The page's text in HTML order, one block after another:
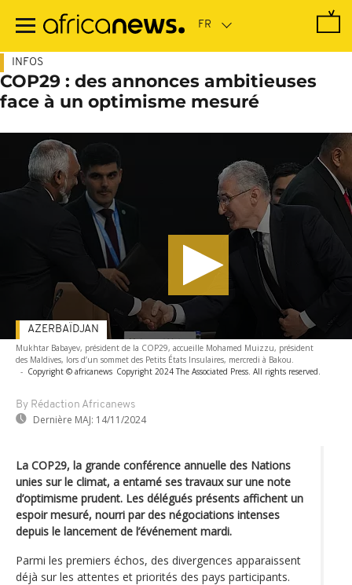
contenu
INFOS
COP29 : des annonces ambitieuses
face à un optimisme mesuré
Mukhtar Babayev, président de la COP29, accueille Mohamed Muizzu, président
des Maldives, lors d’un sommet des Petits États Insulaires, mercredi à Bakou.
- Copyright © africanews Copyright 2024 The Associated Press. All rights reserved.
By Rédaction Africanews
Dernière MAJ: 14/11/2024
AZERBAÏDJAN
La COP29, la grande conférence annuelle des Nations
unies sur le climat, a entamé ses travaux sur une note
d’optimisme prudent. Les délégués présents affichent un
espoir mesuré, nourri par des négociations intenses
depuis le lancement de l’événement mardi.
Parmi les premiers échos, des divergences apparaissent
déjà sur les attentes et priorités des pays participants.